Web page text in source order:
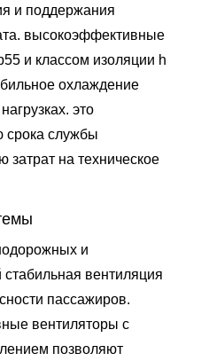
и поддержания
высокоэффективные
и классом изоляции h
охлаждение
это
срока службы
на техническое
и
вентиляция
пассажиров.
вентиляторы с
позволяют